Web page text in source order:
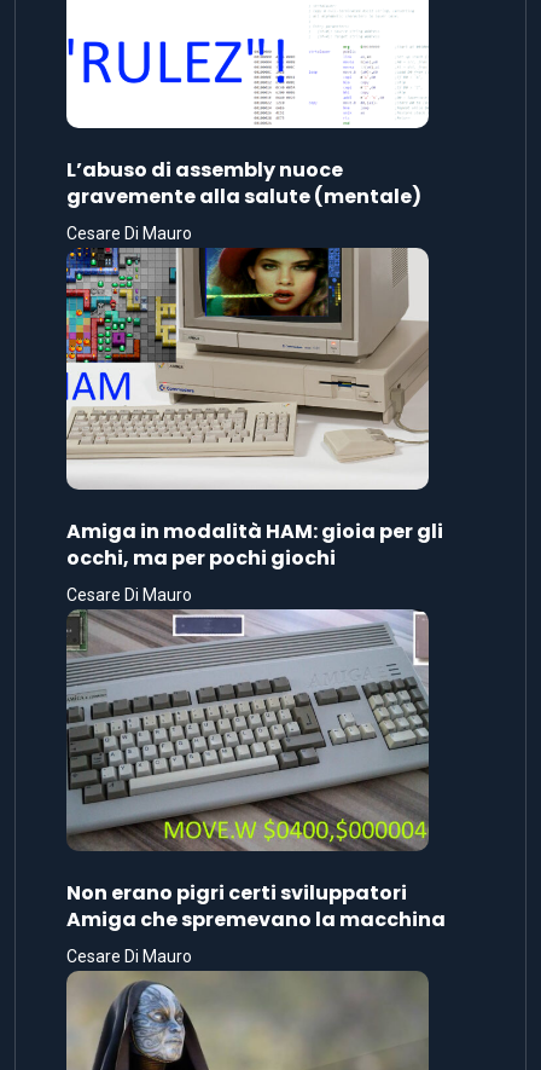
L’abuso di assembly nuoce
gravemente alla salute (mentale)
Cesare Di Mauro
Amiga in modalità HAM: gioia per gli
occhi, ma per pochi giochi
Cesare Di Mauro
Non erano pigri certi sviluppatori
Amiga che spremevano la macchina
Cesare Di Mauro